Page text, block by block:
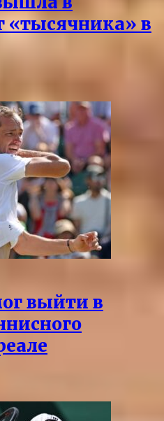
«тысячника» в
выйти в